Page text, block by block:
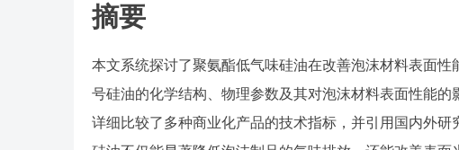
摘要
本文系统探讨了聚氨酯低气味硅油在改善泡沫材料表面
号硅油的化学结构、物理参数及其对泡沫材料表面性能
详细比较了多种商业化产品的技术指标，并引用国内外